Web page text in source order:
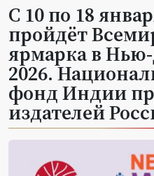
С 10 по 18
пройдёт
ярмарка в
2026.
фонд Индии
издателей